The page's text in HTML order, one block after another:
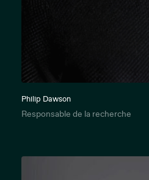
Philip Dawson
Responsable de la recherche